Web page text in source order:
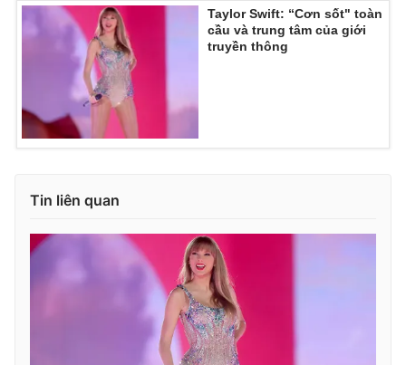
Taylor Swift: “Cơn sốt" toàn
cầu và trung tâm của giới
truyền thông
Tin liên quan